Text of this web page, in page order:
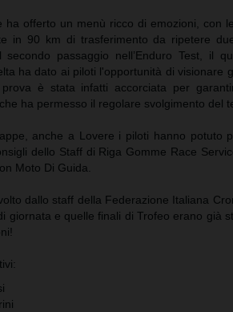
ha offerto un menù ricco di emozioni, con
in 90 km di trasferimento da ripetere
passaggio nell’Enduro Test, il
ha dato ai piloti l'opportunità di visionare
è stata infatti accorciata per
ha permesso il regolare svolgimento del
anche a Lovere i piloti hanno potuto
dello Staff di Riga Gomme Race
Moto Di Guida.
dallo staff della Federazione Italiana
giornata e quelle finali di Trofeo erano già